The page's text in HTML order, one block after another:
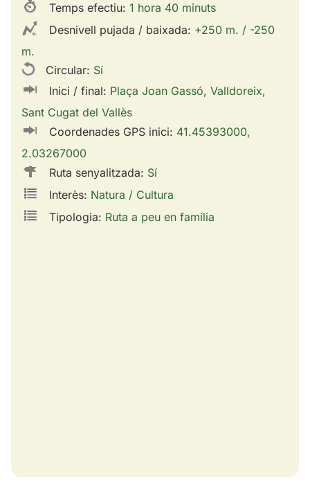
Temps efectiu: 1 hora 40 minuts
Desnivell pujada / baixada: +250 m. / -250
m.
Circular: Sí
Inici / final: Plaça Joan Gassó, Valldoreix,
Sant Cugat del Vallès
Coordenades GPS inici: 41.45393000,
2.03267000
Ruta senyalitzada: Sí
Interès: Natura / Cultura
Tipologia: Ruta a peu en família